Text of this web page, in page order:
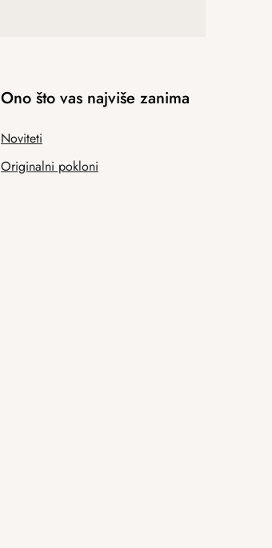
Ono što vas najviše zanima
Noviteti
Originalni pokloni